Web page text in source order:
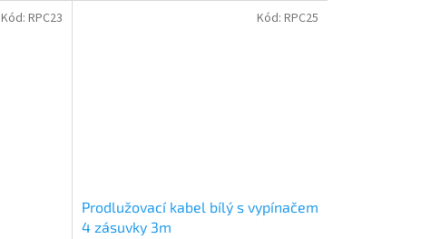
Kód: RPC23
Prodlužovací kabel bílý s vypínačem
4 zásuvky 3m
Kód: RPC25